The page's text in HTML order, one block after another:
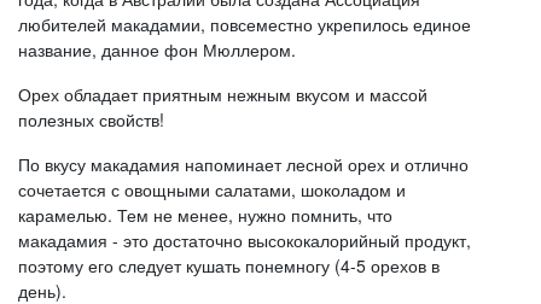
любителей макадамии, повсеместно укрепилось единое
название, данное фон Мюллером.
Орех обладает приятным нежным вкусом и массой
полезных свойств!
По вкусу макадамия напоминает лесной орех и отлично
сочетается с овощными салатами, шоколадом и
карамелью. Тем не менее, нужно помнить, что
макадамия - это достаточно высококалорийный продукт,
поэтому его следует кушать понемногу (4-5 орехов в
день).